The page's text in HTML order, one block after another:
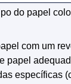
do papel
com um
papel
específicas